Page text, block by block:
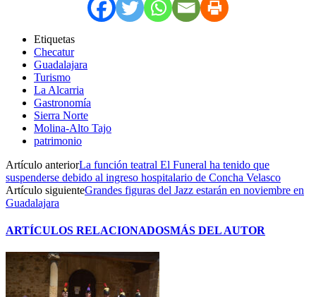
Etiquetas
Checatur
Guadalajara
Turismo
La Alcarria
Gastronomía
Sierra Norte
Molina-Alto Tajo
patrimonio
Artículo anteriorLa función teatral El Funeral ha tenido que
suspenderse debido al ingreso hospitalario de Concha Velasco
Artículo siguienteGrandes figuras del Jazz estarán en noviembre en
Guadalajara
ARTÍCULOS RELACIONADOSMÁS DEL AUTOR